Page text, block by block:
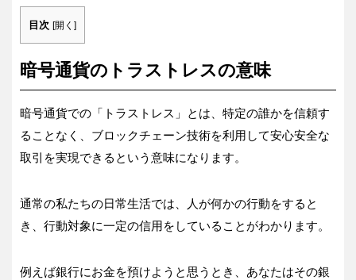
目次 [開く ]
暗号通貨のトラストレスの意味
暗号通貨での「トラストレス」とは、特定の誰かを信頼す
ることなく、ブロックチェーン技術を利用して安心安全な
取引を実現できるという意味になります。
通常の私たちの日常生活では、人が何かの行動をすると
き、行動対象に一定の信用をしていることがわかります。
例えば銀行にお金を預けようと思うとき、あなたはその銀